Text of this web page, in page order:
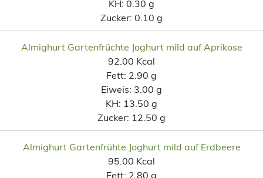
KH: 0.30 g
Zucker: 0.10 g
Almighurt Gartenfrüchte Joghurt mild auf Aprikose
92.00 Kcal
Fett: 2.90 g
Eiweis: 3.00 g
KH: 13.50 g
Zucker: 12.50 g
Almighurt Gartenfrühte Joghurt mild auf Erdbeere
95.00 Kcal
Fett: 2.80 g